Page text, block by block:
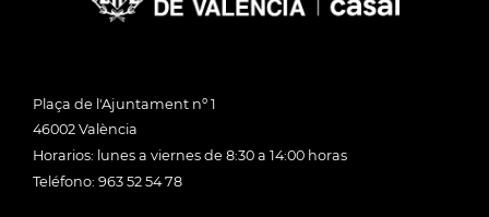
Plaça de l'Ajuntament nº 1
46002 València
Horarios: lunes a viernes de 8:30 a 14:00 horas
Teléfono: 963 52 54 78